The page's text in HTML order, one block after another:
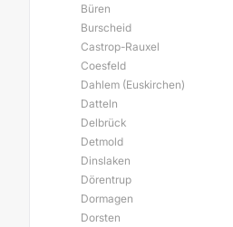
Büren
Burscheid
Castrop-Rauxel
Coesfeld
Dahlem (Euskirchen)
Datteln
Delbrück
Detmold
Dinslaken
Dörentrup
Dormagen
Dorsten